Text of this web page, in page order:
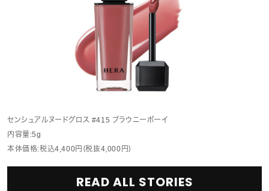
センシュアルヌードグロス #415 ブラウニーボーイ
内容量：5g
本体価格：税込4,400円（税抜4,000円）
READ ALL STORIES